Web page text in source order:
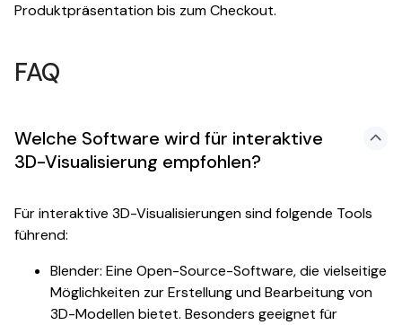
Produktpräsentation bis zum Checkout.
FAQ
Welche Software wird für interaktive
3D-Visualisierung empfohlen?
Für interaktive 3D-Visualisierungen sind folgende Tools
führend:
Blender: Eine Open-Source-Software, die vielseitige
Möglichkeiten zur Erstellung und Bearbeitung von
3D-Modellen bietet. Besonders geeignet für